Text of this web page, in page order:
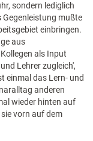
sondern lediglich
Gegenleistung mußte
einbringen.
aus
als Input
Lehrer zugleich',
einmal das Lern- und
anderen
wieder hinten auf
vorn auf dem